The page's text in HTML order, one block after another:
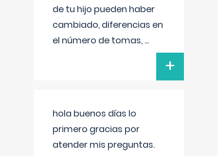
de tu hijo pueden haber
cambiado, diferencias en
el número de tomas, ...
+
hola buenos días lo
primero gracias por
atender mis preguntas.